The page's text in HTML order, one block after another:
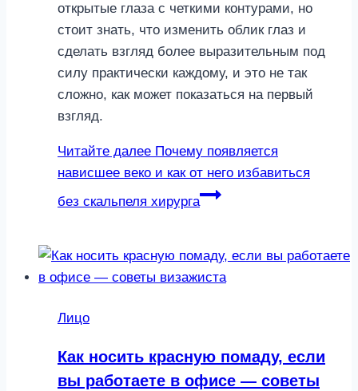
открытые глаза с четкими контурами, но
стоит знать, что изменить облик глаз и
сделать взгляд более выразительным под
силу практически каждому, и это не так
сложно, как может показаться на первый
взгляд.
Читайте далее Почему появляется
нависшее веко и как от него избавиться
без скальпеля хирурга
Лицо
Как носить красную помаду, если
вы работаете в офисе — советы